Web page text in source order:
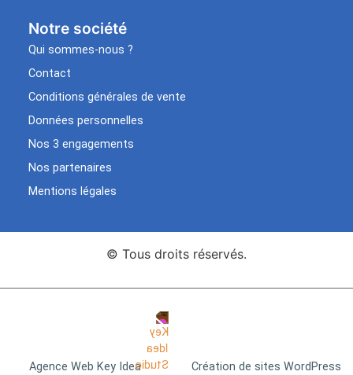
Notre société
Qui sommes-nous ?
Contact
Conditions générales de vente
Données personnelles
Nos 3 engagements
Nos partenaires
Mentions légales
© Tous droits réservés.
Agence Web Key Idea
Création de sites WordPress